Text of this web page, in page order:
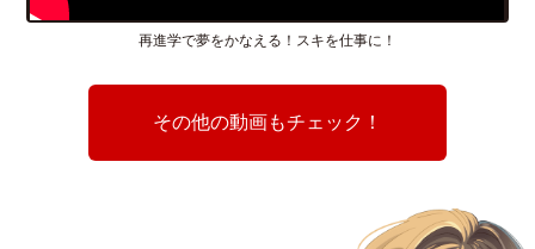
再進学で夢をかなえる！スキを仕事に！
その他の動画もチェック！